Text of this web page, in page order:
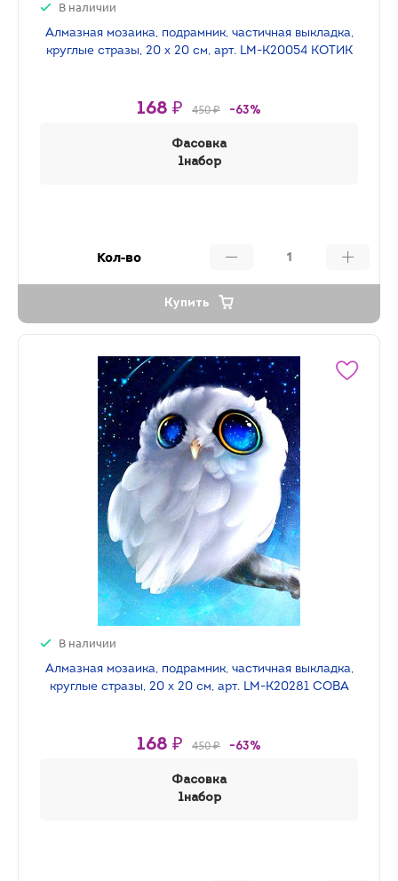
В наличии
Алмазная мозаика, подрамник, частичная выкладка,
круглые стразы, 20 х 20 см, арт. LM-K20054 КОТИК
168 ₽ 450 ₽ -63%
Фасовка
1набор
Кол-во
Купить
В наличии
Алмазная мозаика, подрамник, частичная выкладка,
круглые стразы, 20 х 20 см, арт. LM-K20281 СОВА
168 ₽ 450 ₽ -63%
Фасовка
1набор